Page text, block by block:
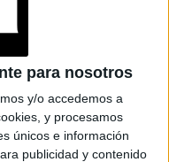
para nosotros
y/o accedemos a
y procesamos
únicos e información
publicidad y contenido
Break BATimes
derechos reservados
Nro. 5346433